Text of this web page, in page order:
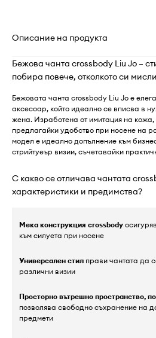
Описание на продукта
Бежова чанта crossbody Liu Jo –
побира повече, отколкото си
Бежовата чанта crossbody Liu Jo е
аксесоар, който идеално се вписва в
жена. Изработена от имитация на
предлагайки удобство при носене на
модел е идеално допълнение към
стрийтуеър визии, съчетавайки
С какво се отличава чантата
характеристики и предимства?
Мека конструкция crossbody
към силуета при носене
Универсален стил прави чантата да
различни визии
Просторно вътрешно пространство,
позволява свободно съхранение на
предмети